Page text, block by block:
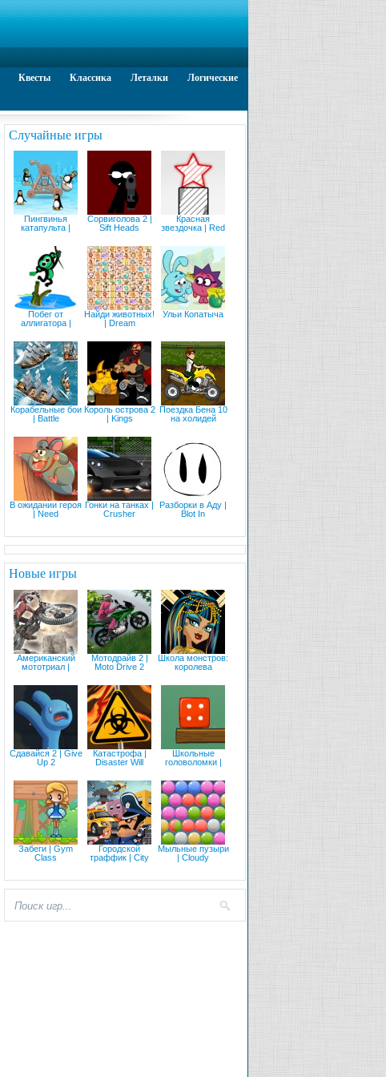
Квесты Классика Леталки
Логические
Случайные игры
Пингвинья
катапульта |
Сорвиголова 2 |
Sift Heads
Красная
звездочка | Red
Побег от
аллигатора |
Найди животных!
| Dream
Ульи Копатыча
Корабельные бои
| Battle
Король острова 2
| Kings
Поездка Бена 10
на холидей
В ожидании героя
| Need
Гонки на танках |
Crusher
Разборки в Аду |
Blot In
Новые игры
Американский
мототриал |
Мотодрайв 2 |
Moto Drive 2
Школа монстров:
королева
Сдавайся 2 | Give
Up 2
Катастрофа |
Disaster Will
Школьные
головоломки |
Забеги | Gym
Class
Городской
траффик | City
Мыльные пузыри
| Cloudy